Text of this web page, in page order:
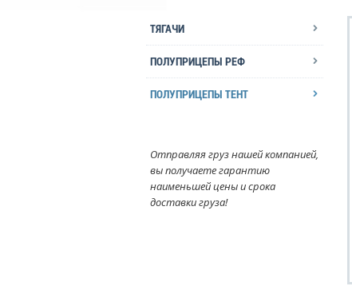
ТЯГАЧИ
ПОЛУПРИЦЕПЫ РЕФ
ПОЛУПРИЦЕПЫ ТЕНТ
Отправляя груз нашей компанией,
вы получаете гарантию
наименьшей цены и срока
доставки груза!